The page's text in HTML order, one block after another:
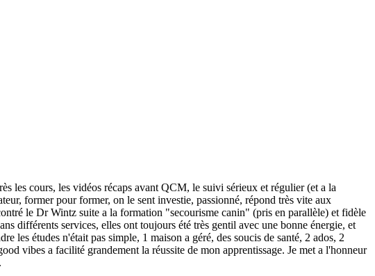
les cours, les vidéos récaps avant QCM, le suivi sérieux et régulier (et a la
former pour former, on le sent investie, passionné, répond très vite aux
le Dr Wintz suite a la formation "secourisme canin" (pris en parallèle) et fidèle
différents services, elles ont toujours été très gentil avec une bonne énergie, et
les études n'était pas simple, 1 maison a géré, des soucis de santé, 2 ados, 2
vibes a facilité grandement la réussite de mon apprentissage. Je met a l'honneur